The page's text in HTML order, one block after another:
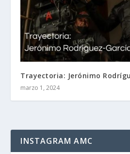
Trayectoria: Jerónimo
marzo 1, 2024
INSTAGRAM AMC